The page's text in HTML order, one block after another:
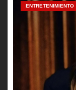
ENTRETENIMIENTO